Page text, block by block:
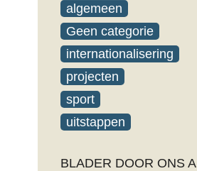
algemeen
Geen categorie
internationalisering
projecten
sport
uitstappen
BLADER DOOR ONS